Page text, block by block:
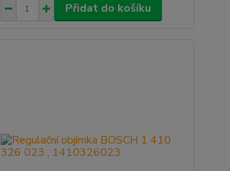
Přidat do košíku